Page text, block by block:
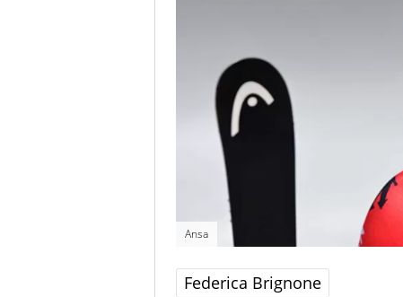
Ansa
Federica Brignone